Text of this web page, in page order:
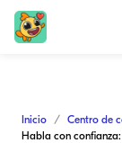
Inicio Centro de